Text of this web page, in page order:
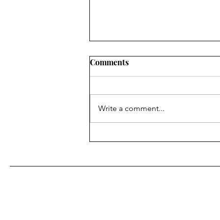
Ko lasījām jūlijā?
Comments
Write a comment...